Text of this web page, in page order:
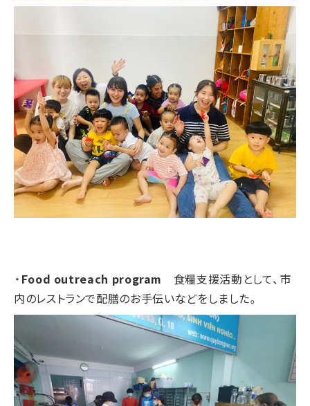
・ Food outreach program 食糧支援活動として、市
内のレストランで配膳のお手伝いなどをしました。